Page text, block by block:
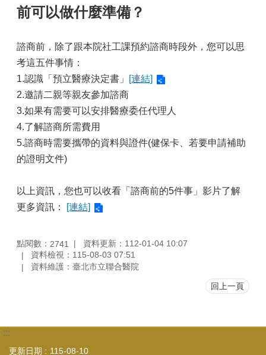
前可以做什麼準備？
諮商前，除了跟本院社工課預約諮商時段外，您可以思
考這五件事情：
1.認識「預立醫療決定書」
[連結]
2.邀請二親等親友參加諮商
3.如果有需要可以安排醫療委任代理人
4.了解諮商所需費用
5.諮商時需要攜帶的資料與證件(健保卡、若要申請補助
的證明文件)
以上資訊，您也可以收看「諮商前的5件事」影片了解
更多資訊：
[連結]
點閱數： 2741
資料更新：112-01-04 10:07
資料檢視：115-08-03 07:51
資料維護：臺北市立聯合醫院
回上一頁
:::
更新日期 115-08-10